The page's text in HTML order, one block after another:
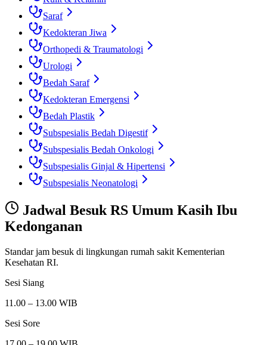
Saraf
Kedokteran Jiwa
Orthopedi & Traumatologi
Urologi
Bedah Saraf
Kedokteran Emergensi
Bedah Plastik
Subspesialis Bedah Digestif
Subspesialis Bedah Onkologi
Subspesialis Ginjal & Hipertensi
Subspesialis Neonatologi
Jadwal BesukRS Umum Kasih Ibu
Kedonganan
Standar jam besuk di lingkungan rumah sakit Kementerian
Kesehatan RI.
Sesi Siang
11.00 – 13.00 WIB
Sesi Sore